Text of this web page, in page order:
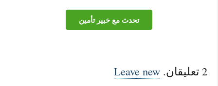
تحدث مع خبير تأمين
2 تعليقان.
Leave new